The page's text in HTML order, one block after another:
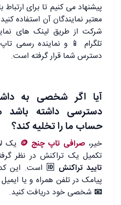
پیشنهاد می کنیم تا برای
معتبر نمایندگان آن استفاده
شرکت از طریق لینک های
تلگرام 📱 و نماینده رسمی
دسترس شما قرار گرفته است.
آیا اگر شخصی به
دسترسی داشته باشد
حساب ما را تخلیه کند؟
خیر،صرافی تاپ چنج 🪙
یک
تکمیل یک تراکنش در نظر
تایید تراکنش 🆔
است. این
پیامک در تلفن همراه و یا
📧 شخصی خود دریافت کنید.